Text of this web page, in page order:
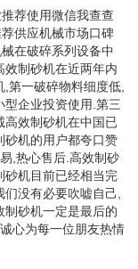
荐使用微信我查查
供应机械市场口碑
在破碎系列设备中
制砂机在近两年内
第一破碎物料细度低,
企业投资使用.第三
效制砂机在中国已
砂机的用户都夸口赞
,热心售后.高效制砂
砂机目前已经相当完
没有必要吹嘘自己,
砂机一定是最后的
心为每一位朋友热情